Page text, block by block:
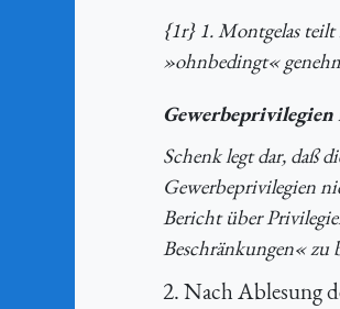
{1r} 1. Montgelas
»ohnbedingt«
Schenk legt dar, daß
Gewerbeprivilegien
Bericht über
Beschränkungen« zu
2. Nach Ablesung